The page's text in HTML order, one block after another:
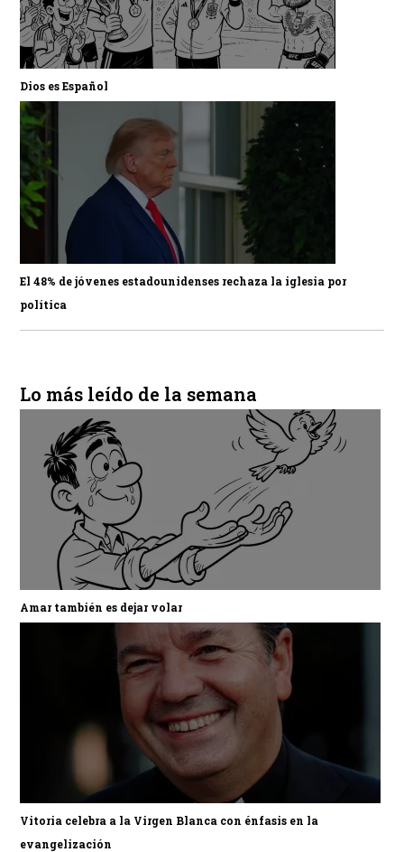
Dios es Español
El 48% de jóvenes estadounidenses rechaza la iglesia por
política
Lo más leído de la semana
Amar también es dejar volar
Vitoria celebra a la Virgen Blanca con énfasis en la
evangelización